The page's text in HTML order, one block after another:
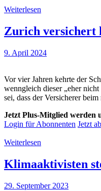
Weiterlesen
Zurich versichert
9. April 2024
Vor vier Jahren kehrte der
wenngleich dieser „eher
sei, dass der Versicherer
Jetzt Plus-Mitglied werden
Login für Abonnenten Jetzt
Weiterlesen
Klimaaktivisten
29. September 2023